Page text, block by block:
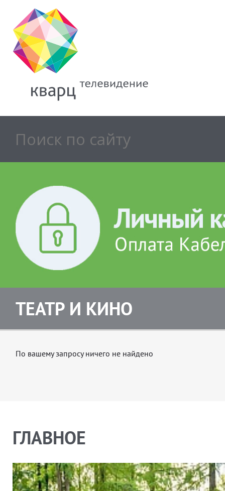
ТЕАТР И КИНО
По вашему запросу ничего не найдено
ГЛАВНОЕ